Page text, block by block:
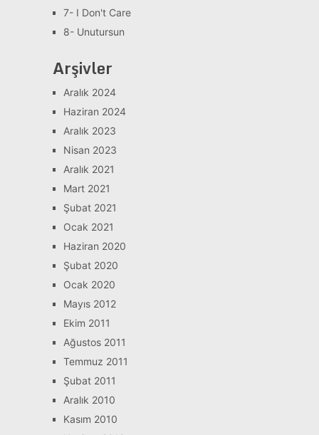
7- I Don't Care
8- Unutursun
Arşivler
Aralık 2024
Haziran 2024
Aralık 2023
Nisan 2023
Aralık 2021
Mart 2021
Şubat 2021
Ocak 2021
Haziran 2020
Şubat 2020
Ocak 2020
Mayıs 2012
Ekim 2011
Ağustos 2011
Temmuz 2011
Şubat 2011
Aralık 2010
Kasım 2010